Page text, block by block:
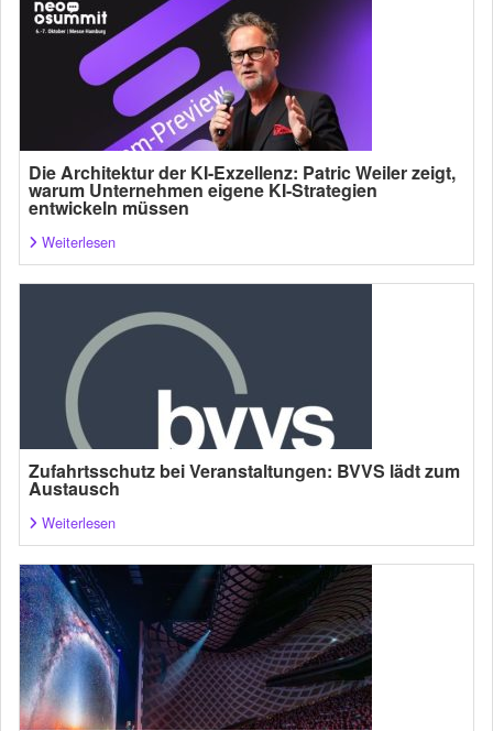
Die Architektur der KI-Exzellenz: Patric Weiler zeigt,
warum Unternehmen eigene KI-Strategien
entwickeln müssen
Weiterlesen
Zufahrtsschutz bei Veranstaltungen: BVVS lädt zum
Austausch
Weiterlesen